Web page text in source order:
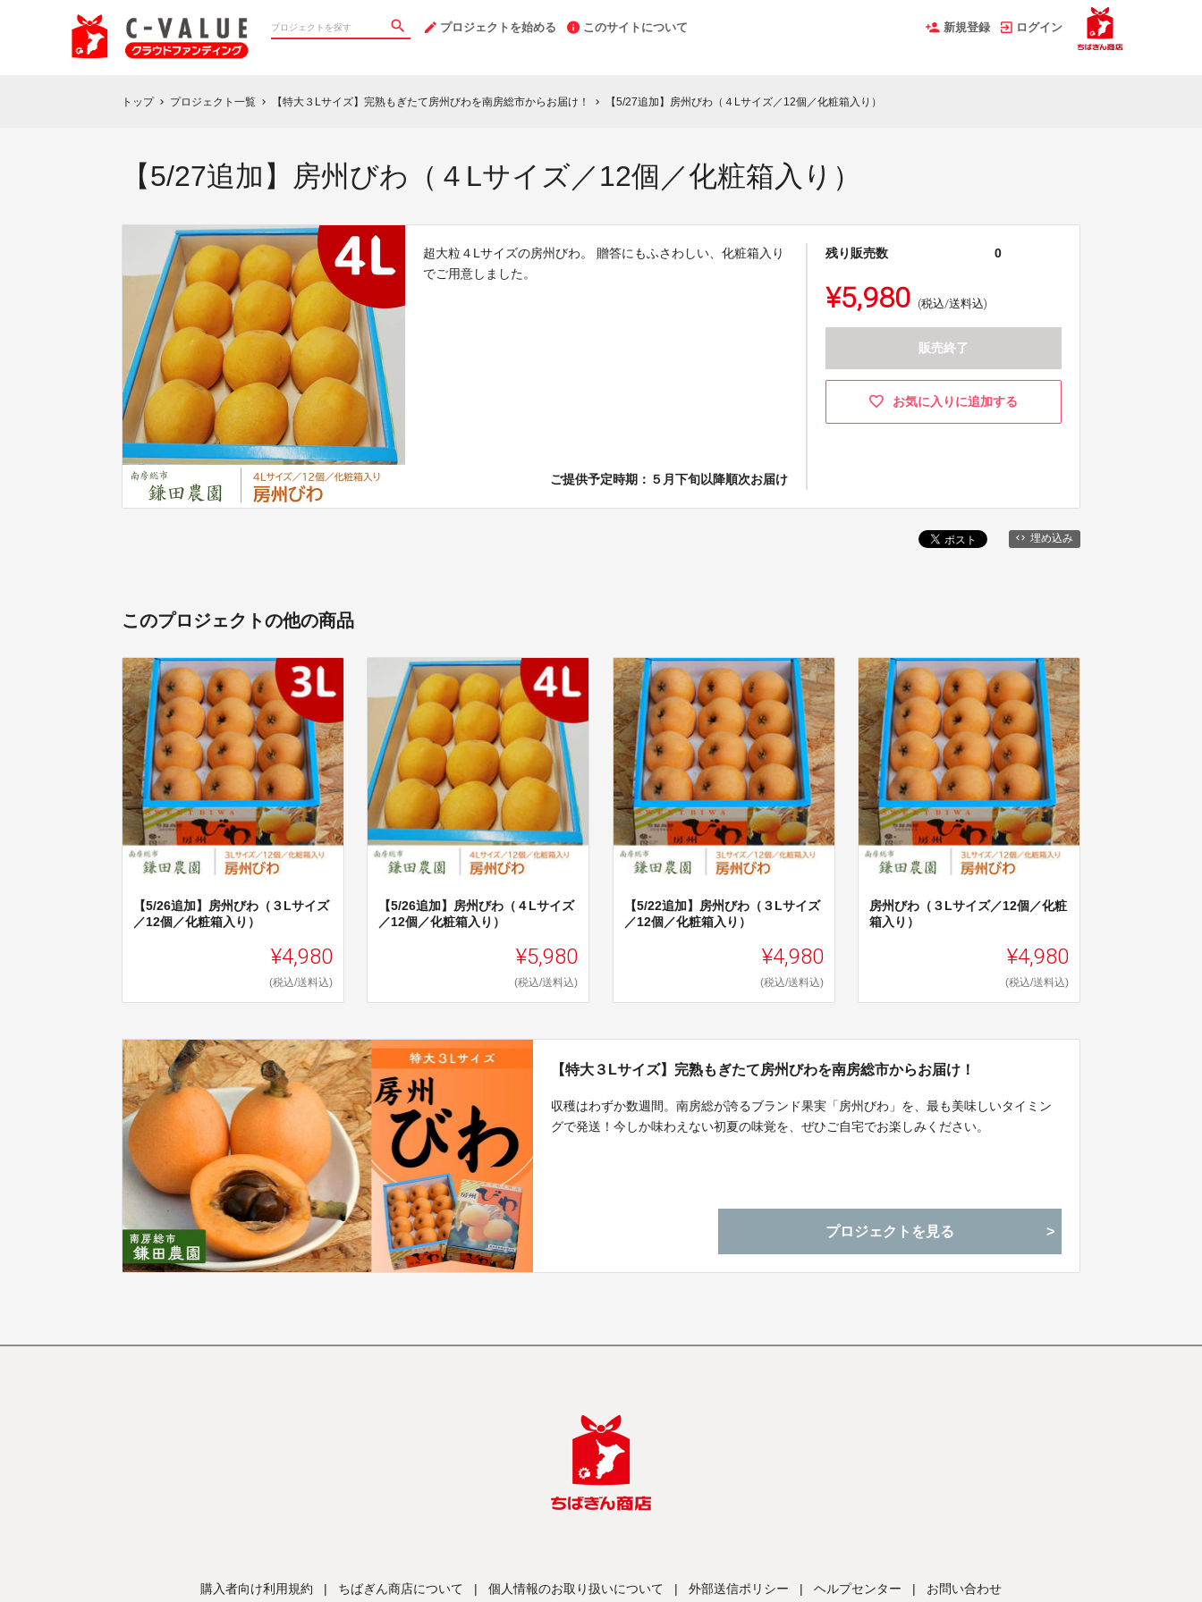
プロジェクトを始める このサイトについて 新規登録 ログイン
トップ chevron_right プロジェクト一覧 chevron_right 【特大３Lサイズ】完熟もぎたて房州びわを南房総市からお届け！ chevron_right 【5/27追加】房州びわ（４Lサイズ／12個／化粧箱入り）
【5/27追加】房州びわ（４Lサイズ／12個／化粧箱入り）
超大粒４Lサイズの房州びわ。 贈答にもふさわしい、化粧箱入り
でご用意しました。
ご提供予定時期：５月下旬以降順次お届け
残り販売数 0
¥5,980 (税込/送料込)
販売終了
お気に入りに追加する
埋め込み
このプロジェクトの他の商品
【5/26追加】房州びわ（３Lサイズ
／12個／化粧箱入り）
¥4,980
(税込/送料込)
【5/26追加】房州びわ（４Lサイズ
／12個／化粧箱入り）
¥5,980
(税込/送料込)
【5/22追加】房州びわ（３Lサイズ
／12個／化粧箱入り）
¥4,980
(税込/送料込)
房州びわ（３Lサイズ／12個／化粧
箱入り）
¥4,980
(税込/送料込)
【特大３Lサイズ】完熟もぎたて房州びわを南房総市からお届け！
収穫はわずか数週間。南房総が誇るブランド果実「房州びわ」を、最も美味しいタイミン
グで発送！今しか味わえない初夏の味覚を、ぜひご自宅でお楽しみください。
プロジェクトを見る
購入者向け利用規約 | ちばぎん商店について | 個人情報のお取り扱いについて | 外部送信ポリシー | ヘルプセンター | お問い合わせ